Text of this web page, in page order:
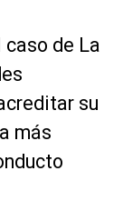
caso de La
su
más